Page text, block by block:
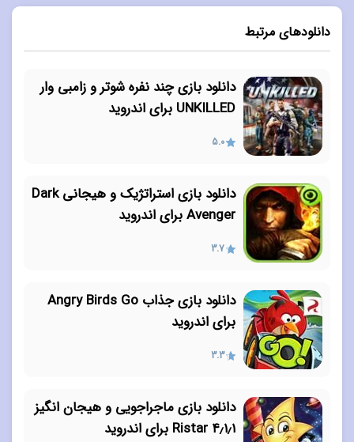
دانلودهای مرتبط
دانلود بازی چند نفره شوتر و زامبی وار
UNKILLED برای اندروید
5.0
دانلود بازی استراتژیک و هیجانی Dark
Avenger برای اندروید
3.7
دانلود بازی جذاب Angry Birds Go
برای اندروید
3.3
دانلود بازی ماجراجویی و هیجان انگیز
۴٫۱٫۱ Ristar برای اندروید